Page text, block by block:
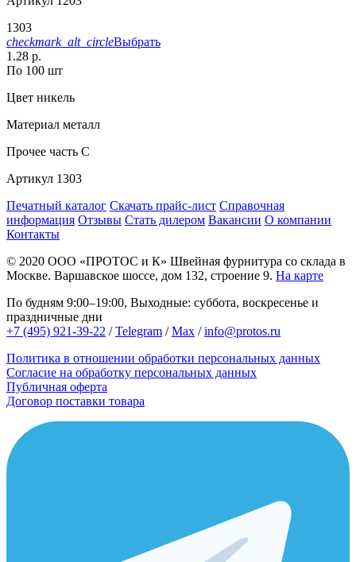
1303
checkmark_alt_circleВыбрать
1.28 р.
По 100 шт
Цвет никель
Материал металл
Прочее часть С
Артикул 1303
Печатный каталог Скачать прайс-лист Справочная
информация Отзывы Стать дилером Вакансии О компании
Контакты
© 2020 ООО «ПРОТОС и К» Швейная фурнитура со склада в
Москве. Варшавское шоссе, дом 132, строение 9. На карте
По будням 9:00–19:00, Выходные: суббота, воскресенье и
праздничные дни
+7 (495) 921-39-22 /Telegram /Max /info@protos.ru
Политика в отношении обработки персональных данных
Согласие на обработку персональных данных
Публичная оферта
Договор поставки товара